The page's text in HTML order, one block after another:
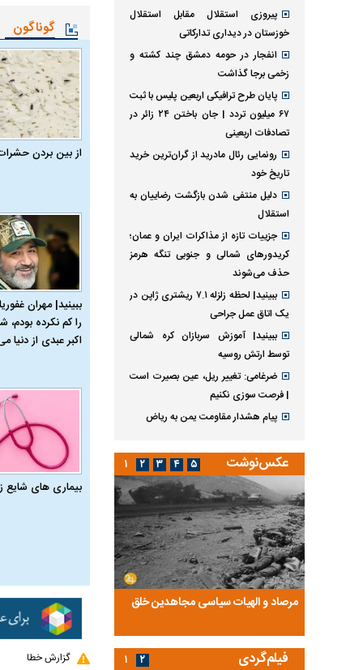
گوناگون
از بین بردن
ببینید| مهران
را کم نکرده بودم،
اکبر عبدی از دنیا
بیماری‌ های شایع
گزارش خطا
پیروزی استقلال مقابل استقلال
خوزستان در دیداری تدارکاتی
انفجار در حومه دمشق چند کشته و
زخمی برجا گذاشت
پایان طرح ترافیکی اربعین پلیس با ثبت
۶۷ میلیون تردد | جان باختن ۲۴ زائر در
تصادفات اربعینی
رونمایی رئال مادرید از گران‌ترین خرید
تاریخ خود
دلیل منتفی شدن بازگشت رضاییان به
استقلال
جزییات تازه از مذاکرات ایران و عمان؛
کریدورهای شمالی و جنوبی تنگه هرمز
حذف می‌شوند
ببینید| لحظه زلزله ۷.۱ ریشتری ژاپن در
یک اتاق عمل جراحی
ببینید| آموزش سربازان کره شمالی
توسط ارتش روسیه
ضرغامی: تغییر ریل، عین بصیرت است
| فرصت سوزی نکنیم
پیام هشدار مقاومت یمن به ریاض
عکس‌نوشت
مرصاد و الهیات سیاسی مجاهدین خلق
آخرین پرده از حیات
روایتی از آخرین
۱ ۲ ۳ ۴ ۵
فیلم‌گردی ۱ ۲